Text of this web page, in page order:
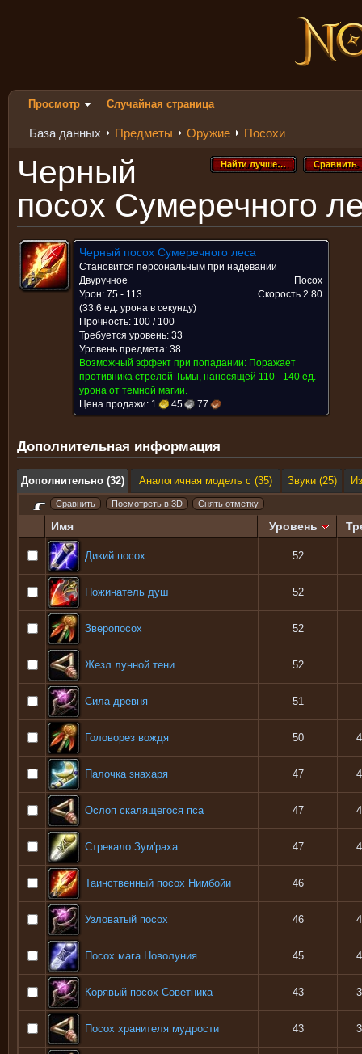
Просмотр Случайная страница
База данных Предметы Оружие Посохи
Сравнить
Сравнить
Найти лучше…
Найти лучше…
Черный
посох Сумеречного
Черный посох Сумеречного леса
Становится персональным при надевании
Двуручное
Посох
Урон: 75 - 113
Скорость 2.80
(33.6 ед. урона в секунду)
Прочность: 100 / 100
Требуется уровень: 33
Уровень предмета: 38
Возможный эффект при попадании: Поражает
противника стрелой Тьмы, наносящей 110 - 140 ед.
урона от темной магии.
Цена продажи: 1 45 77
Дополнительная информация
Дополнительно (32) Аналогичная модель с (35) Звуки (25)
Имя Уровень
Дикий посох 52
Пожинатель душ 52
Зверопосох 52
Жезл лунной тени 52
Сила древня 51
Головорез вождя 50
Палочка знахаря 47
Ослоп скалящегося пса 47
Стрекало Зум'раха 47
Таинственный посох Нимбойи 46
Узловатый посох 46
Посох мага Новолуния 45
Корявый посох Советника 43
Посох хранителя мудрости 43